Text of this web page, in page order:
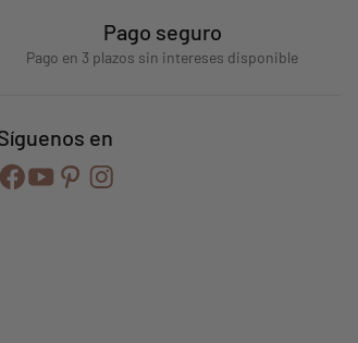
Pago seguro
Pago en 3 plazos sin intereses disponible
en